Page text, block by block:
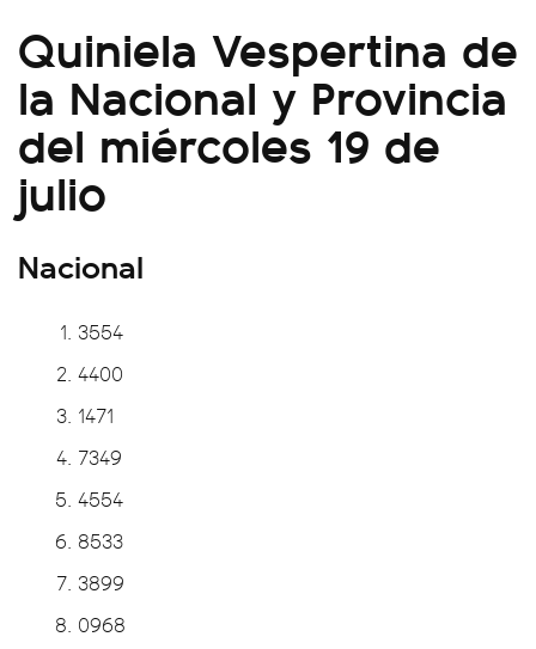
Quiniela Vespertina de
la Nacional y Provincia
del miércoles 19 de
julio
Nacional
3554
4400
1471
7349
4554
8533
3899
0968